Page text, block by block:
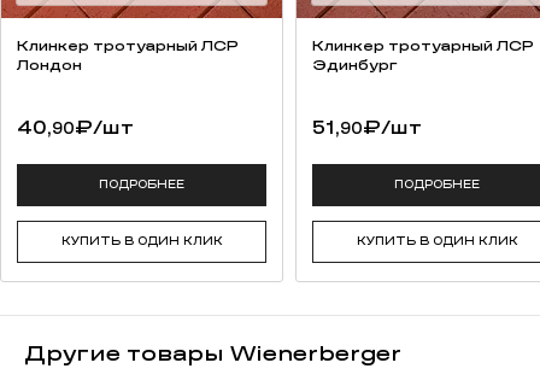
Клинкер тротуарный ЛСР
Лондон
40,90₽/шт
ПОДРОБНЕЕ
КУПИТЬ В ОДИН КЛИК
Клинкер тротуарный ЛСР
Эдинбург
51,90₽/шт
ПОДРОБНЕЕ
КУПИТЬ В ОДИН КЛИК
Другие товары Wienerberger